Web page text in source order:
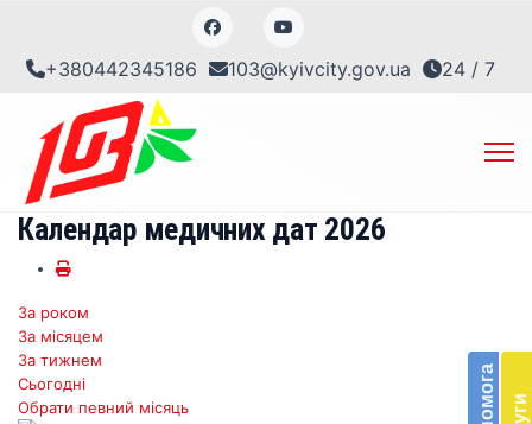
+380442345186 103@kyivcity.gov.ua 24 / 7
Календар медичних дат 2026
За роком
За місяцем
За тижнем
Сьогодні
Обрати певний місяць